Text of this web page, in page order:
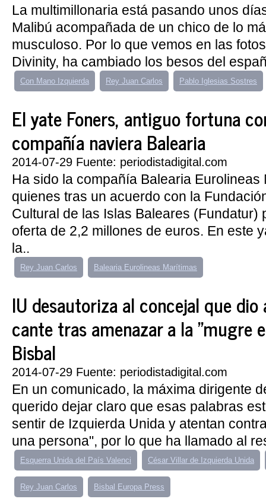
La multimillonaria está pasando unos
Malibú acompañada de un chico de lo
musculoso. Por lo que vemos en las
Divinity, ha cambiado los besos del
Con Mano Izquierda Rey Juan Carlos Pablo Iglesias Sostres
El yate Foners, antiguo fortuna
compañía naviera Balearia
2014-07-29 Fuente: periodistadigital.com
Ha sido la compañía Balearia Eurolineas
quienes tras un acuerdo con la
Cultural de las Islas Baleares (Fundatur)
oferta de 2,2 millones de euros. En este
la..
Rey Juan Carlos Balearia Eurolineas Marítimas
IU desautoriza al concejal que
cante tras amenazar a la "mugre
Bisbal
2014-07-29 Fuente: periodistadigital.com
En un comunicado, la máxima dirigente
querido dejar claro que esas palabras
sentir de Izquierda Unida y atentan
una persona", por lo que ha llamado al
Esquerra Unida del País Valenci César Villar de Izquierda Unida
Rey Juan Carlos Bisbal Europa Press